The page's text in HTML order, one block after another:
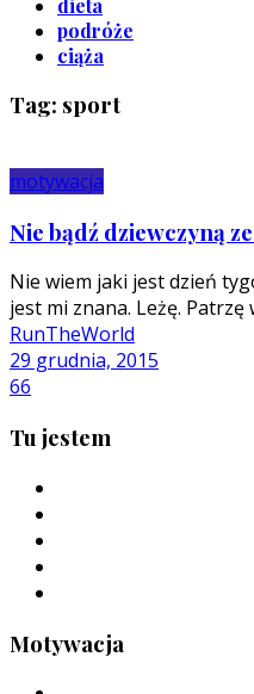
podróże
ciąża
Tag: sport
motywacja
Nie bądź dziewczyną
Nie wiem jaki jest dzień
jest mi znana. Leżę. Patrzę
RunTheWorld
29 grudnia, 2015
66
Tu jestem
Motywacja